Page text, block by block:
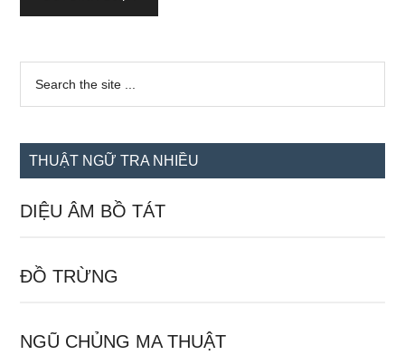
Sidebar
chính
...
THUẬT NGỮ TRA NHIỀU
DIỆU ÂM BỒ TÁT
ĐỒ TRỪNG
NGŨ CHỦNG MA THUẬT